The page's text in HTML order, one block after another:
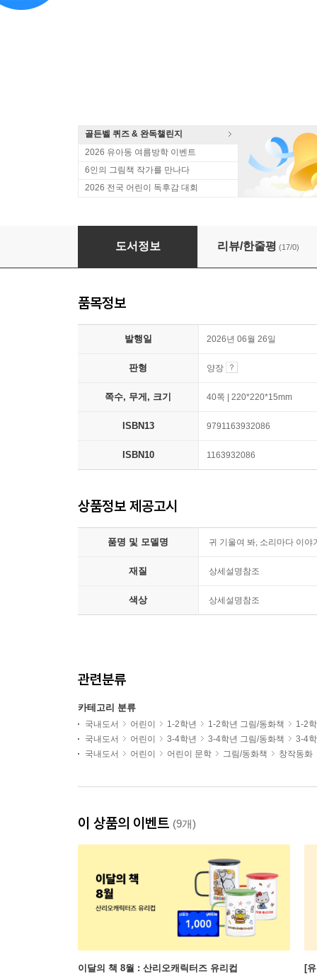
골든벨 퀴즈 & 완독챌린지
2026 유아동 여름방학 이벤트
6인의 그림책 작가를 만나다
2026 전국 어린이 독후감 대회
귀 기울여 봐, 소리마다 이야기가 있단다
도서정보 리뷰/한줄평 (17/0)
품목정보
발행일 2026년 06월 26일
판형 양장
쪽수, 무게, 크기 40쪽 | 220*220*15mm
ISBN13 9791163932086
ISBN10 1163932086
상품정보 제공고시
품명 및 모델명 귀 기울여 봐, 소리마다 이야
재질 상세설명참조
색상 상세설명참조
관련분류
카테고리 분류
국내도서 어린이 1-2학년 1-2학년 그림/동화책
1-2
국내도서
어린이 3-4학년 3-4학년 그림/동화책
3-4
국내도서
어린이 어린이 문학 그림/동화책 창작동화
이 상품의 이벤트 (9개)
이달의 책 8월 : 산리오캐릭터즈 유리컵
[